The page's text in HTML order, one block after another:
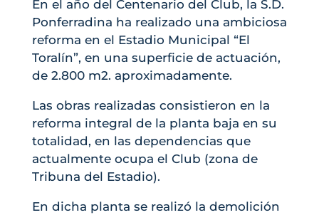
En el año del Centenario del Club, la S.D.
Ponferradina ha realizado una ambiciosa
reforma en el Estadio Municipal “El
Toralín”, en una superficie de actuación,
de 2.800 m2. aproximadamente.
Las obras realizadas consistieron en la
reforma integral de la planta baja en su
totalidad, en las dependencias que
actualmente ocupa el Club (zona de
Tribuna del Estadio).
En dicha planta se realizó la demolición